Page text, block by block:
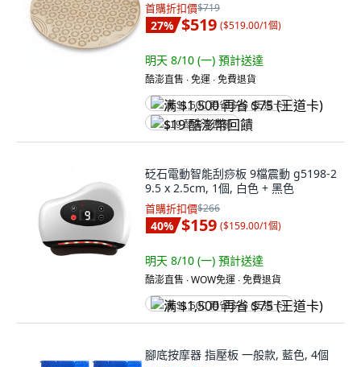
首購折扣價$719
27% $519 ($519.00/1個)
明天 8/10 (一) 預計送達
酷澎直售 ∙ 免運 ∙ 免費退貨
满 $1,500 再省 $75 (王道卡)
$19 酷澎幣回饋
砭石電動智能刮痧板 9檔震動 g5198-2
9.5 x 2.5cm, 1個, 白色 + 黑色
首購折扣價$266
40% $159 ($159.00/1個)
明天 8/10 (一) 預計送達
酷澎直售 ∙ WOW免運 ∙ 免費退貨
满 $1,500 再省 $75 (王道卡)
腳底按摩器 指壓板 一般款, 藍色, 4個